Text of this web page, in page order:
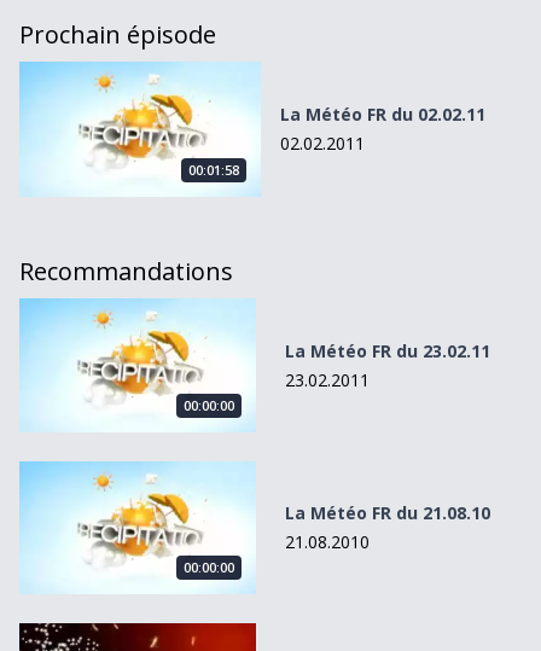
Prochain épisode
La Météo FR du 02.02.11
00:01:58
La Météo FR du 02.02.11
02.02.2011
Recommandations
La Météo FR du 23.02.11
00:00:00
La Météo FR du 23.02.11
23.02.2011
La Météo FR du 21.08.10
00:00:00
La Météo FR du 21.08.10
21.08.2010
La Météo du 26.09.11